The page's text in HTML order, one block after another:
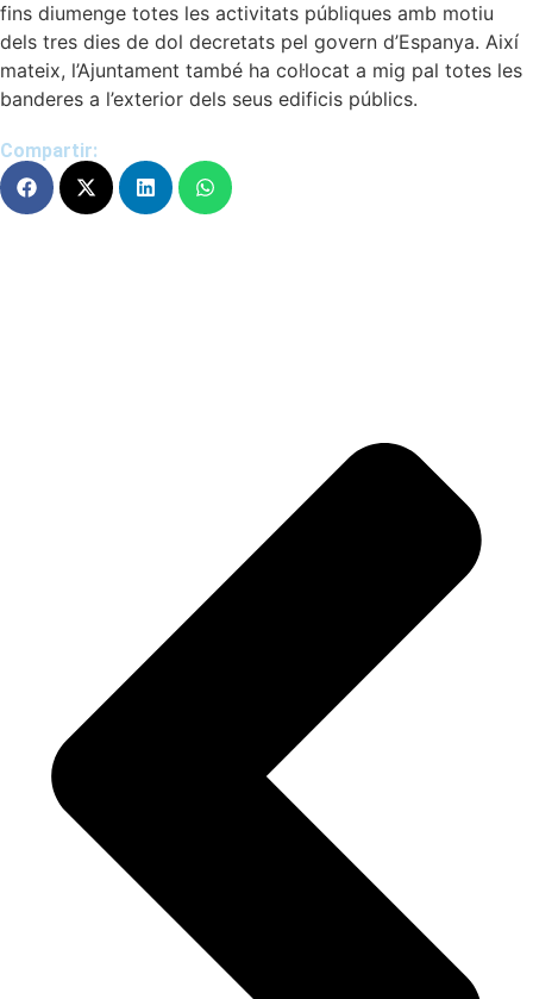
fins diumenge totes les activitats públiques amb motiu
dels tres dies de dol decretats pel govern d’Espanya. Així
mateix, l’Ajuntament també ha col·locat a mig pal totes les
banderes a l’exterior dels seus edificis públics.
Compartir: